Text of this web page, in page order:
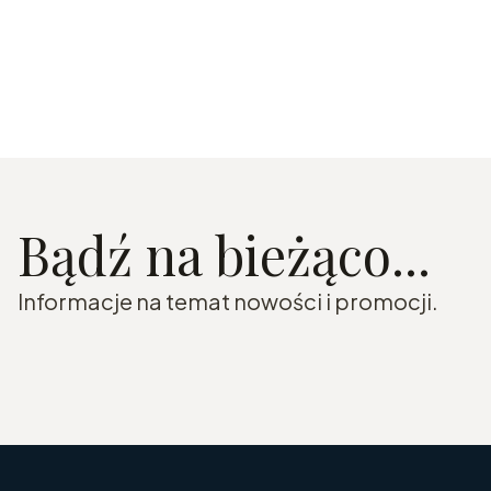
Bądź na bieżąco...
Informacje na temat nowości i promocji.